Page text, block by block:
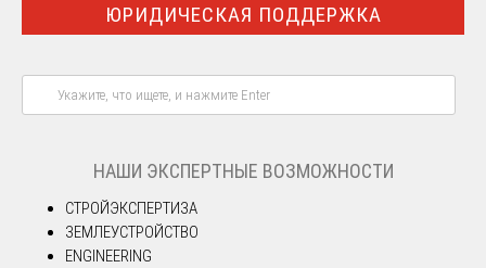
ЮРИДИЧЕСКАЯ ПОДДЕРЖКА
НАШИ ЭКСПЕРТНЫЕ ВОЗМОЖНОСТИ
СТРОЙЭКСПЕРТИЗА
ЗЕМЛЕУСТРОЙСТВО
ENGINEERING